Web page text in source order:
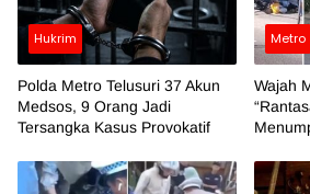
Hukrim
Polda Metro Telusuri 37 Akun
Medsos, 9 Orang Jadi
Tersangka Kasus Provokatif
Metro
Wajah